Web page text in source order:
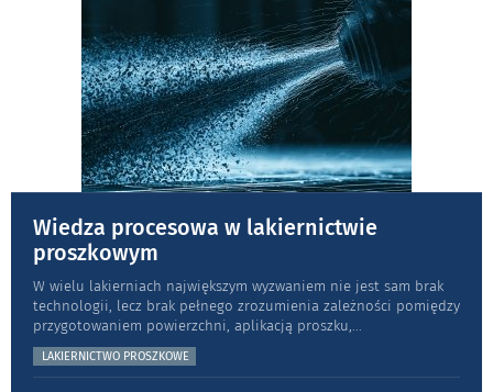
Wiedza procesowa w lakiernictwie
proszkowym
W wielu lakierniach największym wyzwaniem nie jest sam brak
technologii, lecz brak pełnego zrozumienia zależności pomiędzy
przygotowaniem powierzchni, aplikacją proszku,...
LAKIERNICTWO PROSZKOWE